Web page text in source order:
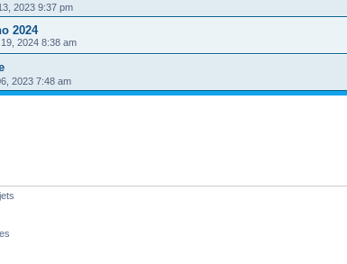
2023 9:37 pm
2024
19, 2024 8:38 am
2023 7:48 am